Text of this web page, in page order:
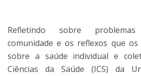
Refletindo sobre
comunidade e os reflexos que
sobre a saúde individual e
Ciências da Saúde (ICS) da